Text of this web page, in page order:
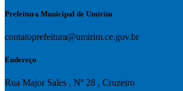
Prefeitura Municipal de Umirim
contatoprefeitura@umirim.ce.gov.br
Endereço
Rua Major Sales , Nº 28 , Cruzeiro